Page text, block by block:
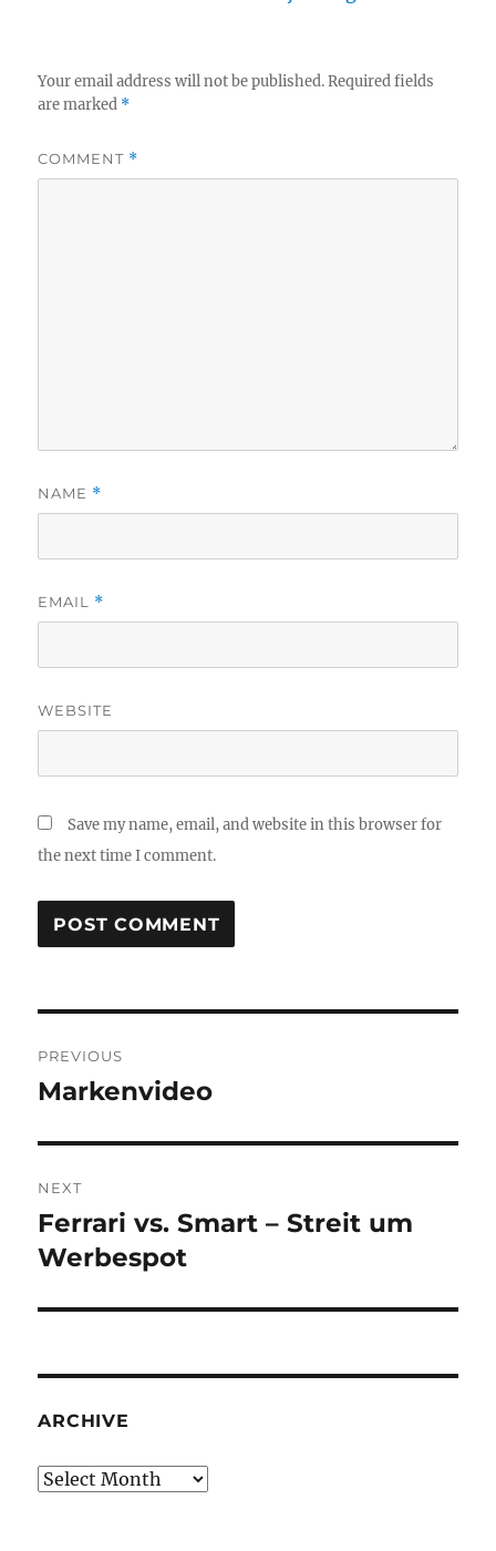
Your email address will not be published. Required fields
are marked *
COMMENT *
NAME *
EMAIL *
WEBSITE
Save my name, email, and website in this browser for
the next time I comment.
navigation
PREVIOUS
Previous
Markenvideo
NEXT
Next
post:
Ferrari vs. Smart – Streit um
Werbespot
ARCHIVE
Archive